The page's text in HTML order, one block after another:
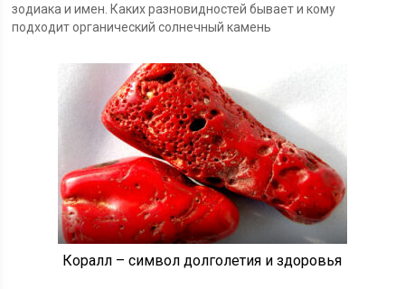
зодиака и имен. Каких разновидностей бывает и кому
подходит органический солнечный камень
Коралл – символ долголетия и здоровья